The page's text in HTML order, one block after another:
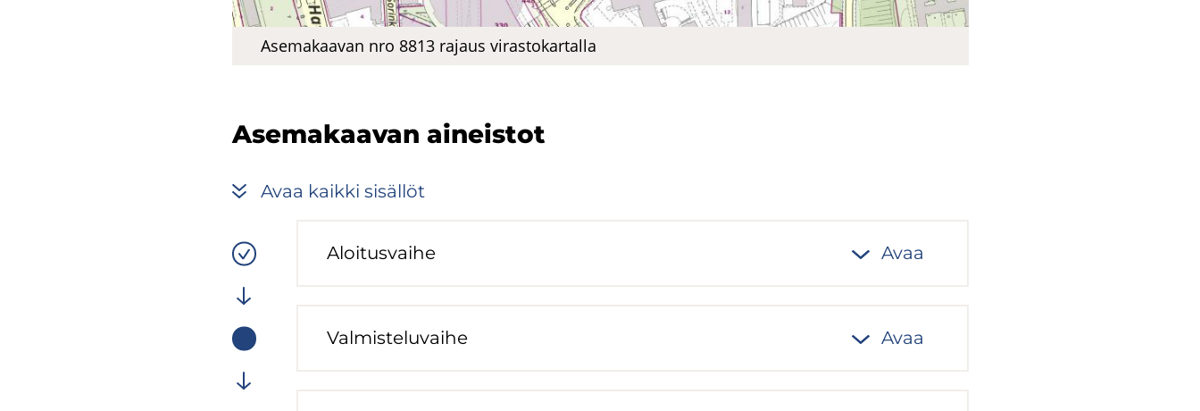
Ase­ma­kaa­van nro 8813 ra­jaus vi­ras­to­kar­tal­la
Ase­ma­kaa­van ai­neis­tot
Avaa kaik­ki si­säl­löt
Aloi­tus­vai­he
(computed)
Avaa
Val­mis­te­lu­vai­he
(computed)
Avaa